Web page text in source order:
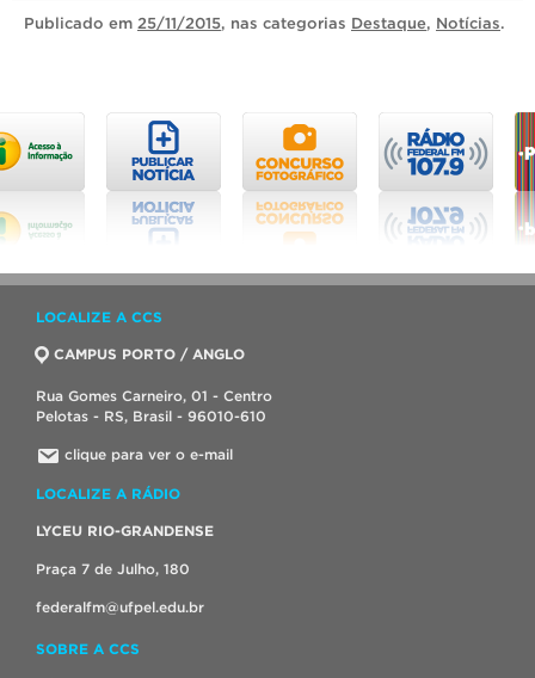
Publicado em 25/11/2015, nas categorias Destaque, Notícias.
LOCALIZE A CCS
CAMPUS PORTO / ANGLO
Rua Gomes Carneiro, 01 - Centro
Pelotas - RS, Brasil - 96010-610
clique para ver o e-mail
LOCALIZE A RÁDIO
LYCEU RIO-GRANDENSE
Praça 7 de Julho, 180
federalfm@ufpel.edu.br
SOBRE A CCS